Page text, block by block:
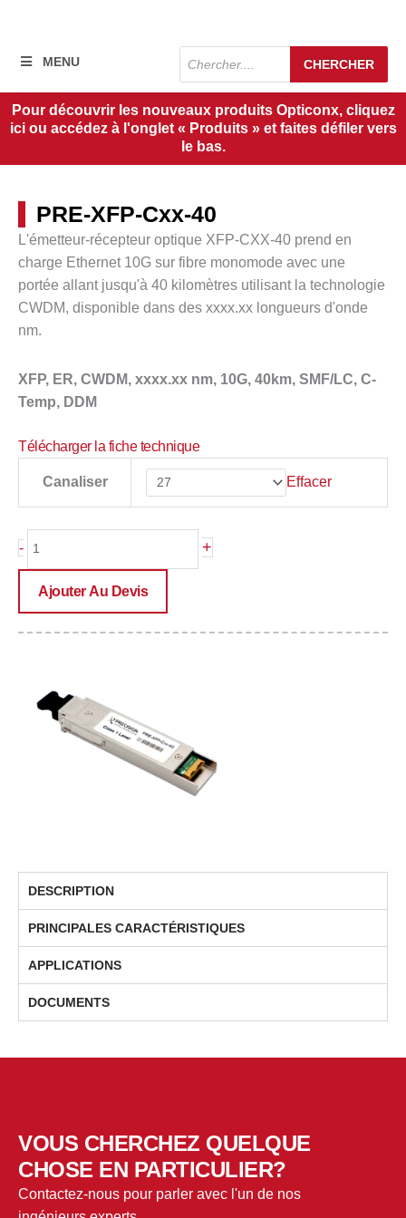
MENU
Recherche
de
produits
CHERCHER
Pour découvrir les nouveaux produits Opticonx, cliquez
ici ou accédez à l'onglet « Produits » et faites défiler vers
le bas.
PRE-XFP-Cxx-40
L'émetteur-récepteur optique XFP-CXX-40 prend en
charge Ethernet 10G sur fibre monomode avec une
portée allant jusqu'à 40 kilomètres utilisant la technologie
CWDM, disponible dans des xxxx.xx longueurs d'onde
nm.
XFP, ER, CWDM, xxxx.xx nm, 10G, 40km, SMF/LC, C-
Temp, DDM
Télécharger la fiche technique
Canaliser Effacer
- +
Ajouter Au Devis
DESCRIPTION
PRINCIPALES CARACTÉRISTIQUES
APPLICATIONS
DOCUMENTS
VOUS CHERCHEZ QUELQUE
CHOSE EN PARTICULIER?
Contactez-nous pour parler avec l'un de nos